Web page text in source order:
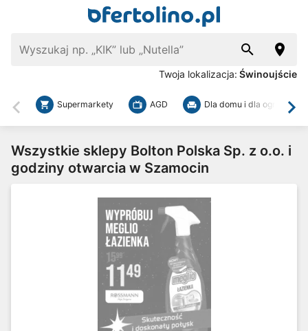
Twoja lokalizacja: Świnoujście
Wstecz
Supermarkety AGD Dla domu i dla ogrodu
Wszystkie sklepy Bolton Polska Sp. z o.o. i
godziny otwarcia w Szamocin